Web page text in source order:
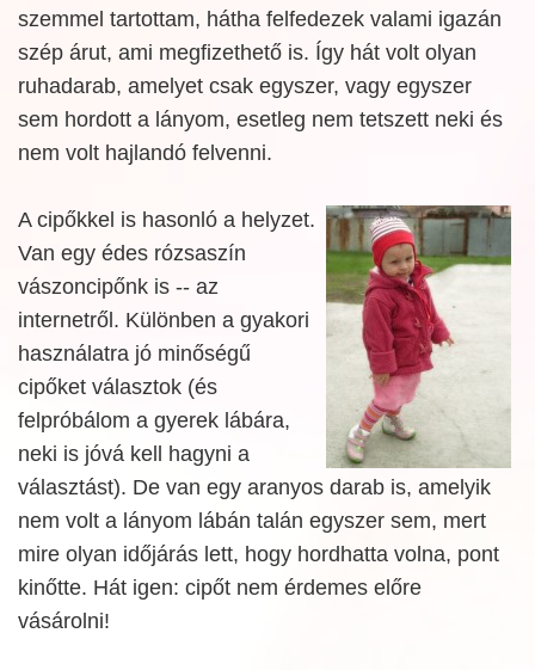
szemmel tartottam, hátha felfedezek valami igazán
szép árut, ami megfizethető is. Így hát volt olyan
ruhadarab, amelyet csak egyszer, vagy egyszer
sem hordott a lányom, esetleg nem tetszett neki és
nem volt hajlandó felvenni.
A cipőkkel is hasonló a helyzet.
Van egy édes rózsaszín
vászoncipőnk is -- az
internetről. Különben a gyakori
használatra jó minőségű
cipőket választok (és
felpróbálom a gyerek lábára,
neki is jóvá kell hagyni a
választást). De van egy aranyos darab is, amelyik
nem volt a lányom lábán talán egyszer sem, mert
mire olyan időjárás lett, hogy hordhatta volna, pont
kinőtte. Hát igen: cipőt nem érdemes előre
vásárolni!